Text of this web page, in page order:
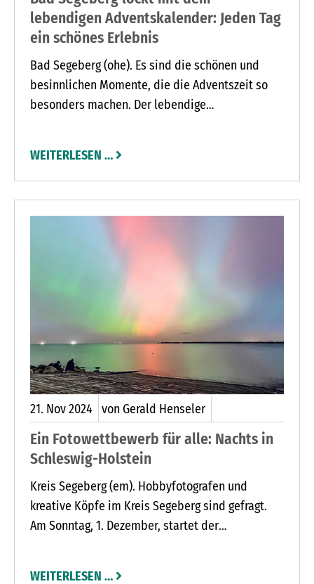
lebendigen Adventskalender: Jeden Tag
ein schönes Erlebnis
Bad Segeberg (ohe). Es sind die schönen und
besinnlichen Momente, die die Adventszeit so
besonders machen. Der lebendige
agiert gemeinsam“, freut sich Jette Lassen aus
der Tourist-Information, die die
Veranstaltungsreihe organisiert. Geschäftsleute,
Türchen. Dahinter verbergen sich stimmungsvolle
WEITERLESEN …
21. Nov2024 von Gerald Henseler
Ein Fotowettbewerb für alle: Nachts in
Schleswig-Holstein
Kreis Segeberg (em). Hobbyfotografen und
kreative Köpfe im Kreis Segeberg sind gefragt.
Am Sonntag, 1. Dezember, startet der
WEITERLESEN …